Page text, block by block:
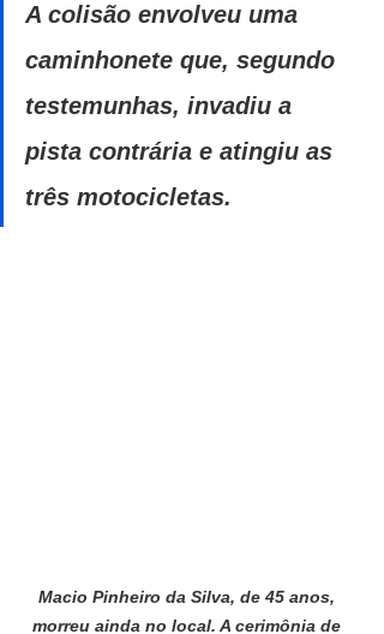
A colisão envolveu uma
caminhonete que, segundo
testemunhas, invadiu a
pista contrária e atingiu as
três motocicletas.
Macio Pinheiro da Silva, de 45 anos,
morreu ainda no local. A cerimônia de